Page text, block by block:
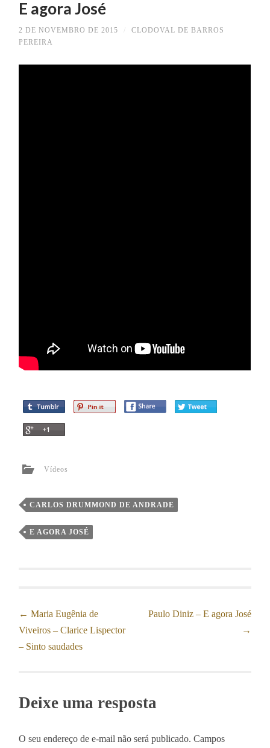
E agora José
2 DE NOVEMBRO DE 2015
CLODOVAL DE BARROS
PEREIRA
Vídeos
CARLOS DRUMMOND DE ANDRADE
E AGORA JOSÉ
Post navigation
← Maria Eugênia de
Viveiros – Clarice Lispector
– Sinto saudades
Paulo Diniz – E agora José
→
Deixe uma resposta
O seu endereço de e-mail não será publicado. Campos